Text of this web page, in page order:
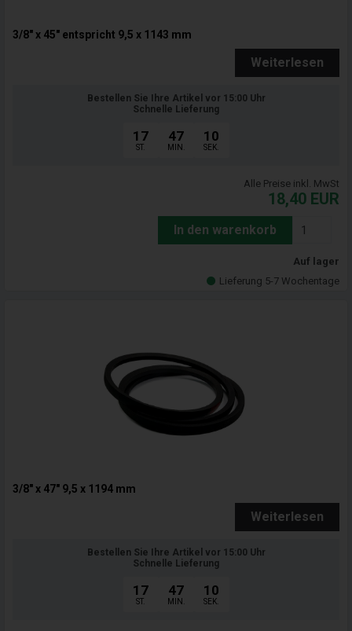
3/8" x 45" entspricht 9,5 x 1143 mm
Weiterlesen
Bestellen Sie Ihre Artikel vor 15:00 Uhr
Schnelle Lieferung
17
ST.
47
MIN.
09
SEK.
Alle Preise inkl. MwSt
18,40 EUR
In den warenkorb
Auf lager
Lieferung 5-7 Wochentage
3/8" x 47" 9,5 x 1194 mm
Weiterlesen
Bestellen Sie Ihre Artikel vor 15:00 Uhr
Schnelle Lieferung
17
ST.
47
MIN.
09
SEK.